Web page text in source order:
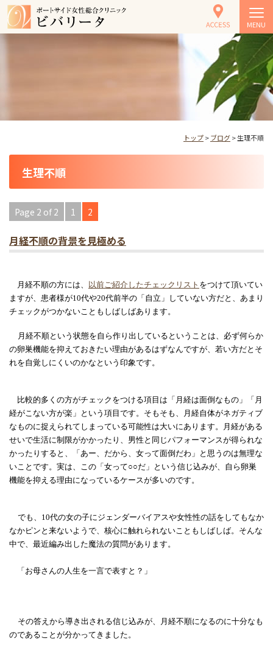
MENU
トップ>ブログ> 生理不順
生理不順
Page 2 of 2 1 2
月経不順の背景を見極める
月経不順の方には、 以前ご紹介したチェックリスト をつけて頂いてい
ますが、患者様が10代や20代前半の「自立」していない方だと、あまり
チェックがつかないこともしばしばあります。
月経不順という状態を自ら作り出しているということは、必ず何らか
の卵巣機能を抑えておきたい理由があるはずなんですが、若い方だとそ
れを自覚しにくいのかなという印象です。
比較的多くの方がチェックをつける項目は「月経は面倒なもの」「月
経がこない方が楽」という項目です。そもそも、月経自体がネガティブ
なものに捉えられてしまっている可能性は大いにあります。月経がある
せいで生活に制限がかかったり、男性と同じパフォーマンスが得られな
かったりすると、「あー、だから、女って面倒だわ」と思うのは無理な
いことです。実は、この「女って○○だ」という信じ込みが、自ら卵巣
機能を抑える理由になっているケースが多いのです。
でも、 10代の女の子にジェンダーバイアスや女性性の話をしてもなか
なかピンと来ないようで、核心に触れられないこともしばしば。そんな
中で、最近編み出した魔法の質問があります。
「お母さんの人生を一言で表すと？」
その答えから導き出される信じ込みが、月経不順になるのに十分なも
のであることが分かってきました。